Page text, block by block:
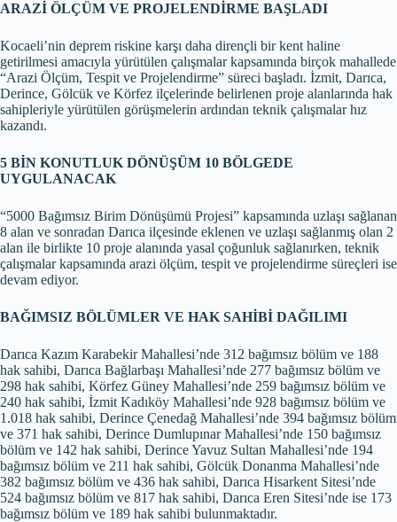
ARAZİ ÖLÇÜM VE PROJELENDİRME BAŞLADI
Kocaeli’nin deprem riskine karşı daha dirençli bir kent haline
getirilmesi amacıyla yürütülen çalışmalar kapsamında birçok mahallede
“Arazi Ölçüm, Tespit ve Projelendirme” süreci başladı. İzmit, Darıca,
Derince, Gölcük ve Körfez ilçelerinde belirlenen proje alanlarında hak
sahipleriyle yürütülen görüşmelerin ardından teknik çalışmalar hız
kazandı.
5 BİN KONUTLUK DÖNÜŞÜM 10 BÖLGEDE
UYGULANACAK
“5000 Bağımsız Birim Dönüşümü Projesi” kapsamında uzlaşı sağlanan
8 alan ve sonradan Darıca ilçesinde eklenen ve uzlaşı sağlanmış olan 2
alan ile birlikte 10 proje alanında yasal çoğunluk sağlanırken, teknik
çalışmalar kapsamında arazi ölçüm, tespit ve projelendirme süreçleri ise
devam ediyor.
BAĞIMSIZ BÖLÜMLER VE HAK SAHİBİ DAĞILIMI
Darıca Kazım Karabekir Mahallesi’nde 312 bağımsız bölüm ve 188
hak sahibi, Darıca Bağlarbaşı Mahallesi’nde 277 bağımsız bölüm ve
298 hak sahibi, Körfez Güney Mahallesi’nde 259 bağımsız bölüm ve
240 hak sahibi, İzmit Kadıköy Mahallesi’nde 928 bağımsız bölüm ve
1.018 hak sahibi, Derince Çenedağ Mahallesi’nde 394 bağımsız bölüm
ve 371 hak sahibi, Derince Dumlupınar Mahallesi’nde 150 bağımsız
bölüm ve 142 hak sahibi, Derince Yavuz Sultan Mahallesi’nde 194
bağımsız bölüm ve 211 hak sahibi, Gölcük Donanma Mahallesi’nde
382 bağımsız bölüm ve 436 hak sahibi, Darıca Hisarkent Sitesi’nde
524 bağımsız bölüm ve 817 hak sahibi, Darıca Eren Sitesi’nde ise 173
bağımsız bölüm ve 189 hak sahibi bulunmaktadır.